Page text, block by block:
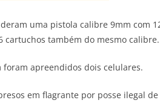
uma pistola calibre 9mm com
cartuchos também do mesmo calibre.
apreendidos dois celulares.
em flagrante por posse ilegal